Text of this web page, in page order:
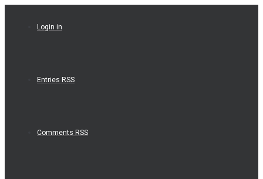
Login in
Entries RSS
Comments RSS